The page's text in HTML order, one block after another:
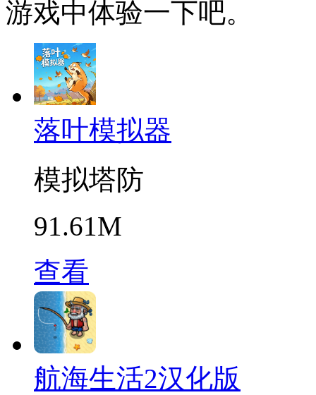
游戏中体验一下吧。
落叶模拟器
模拟塔防
91.61M
查看
航海生活2汉化版